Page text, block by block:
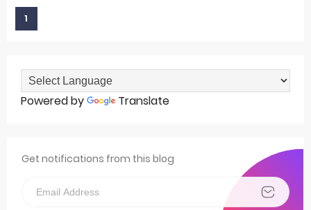
1
Powered by Translate
Get notifications from this blog